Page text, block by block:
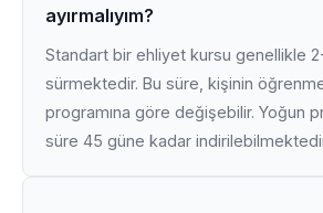
ayırmalıyım?
Standart bir ehliyet kursu genellikle
sürmektedir. Bu süre, kişinin
programına göre değişebilir. Yoğun
süre 45 güne kadar